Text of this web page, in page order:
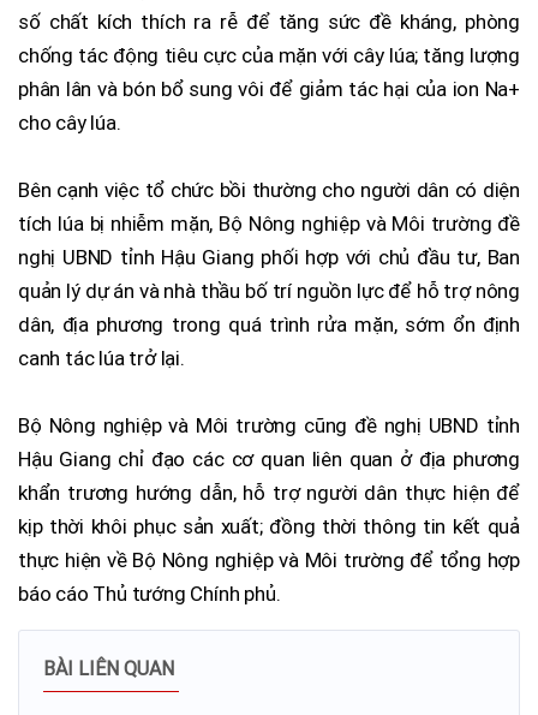
số chất kích thích ra rễ để tăng sức đề kháng, phòng
chống tác động tiêu cực của mặn với cây lúa; tăng lượng
phân lân và bón bổ sung vôi để giảm tác hại của ion Na+
cho cây lúa.
Bên cạnh việc tổ chức bồi thường cho người dân có diện
tích lúa bị nhiễm mặn, Bộ Nông nghiệp và Môi trường đề
nghị UBND tỉnh Hậu Giang phối hợp với chủ đầu tư, Ban
quản lý dự án và nhà thầu bố trí nguồn lực để hỗ trợ nông
dân, địa phương trong quá trình rửa mặn, sớm ổn định
canh tác lúa trở lại.
Bộ Nông nghiệp và Môi trường cũng đề nghị UBND tỉnh
Hậu Giang chỉ đạo các cơ quan liên quan ở địa phương
khẩn trương hướng dẫn, hỗ trợ người dân thực hiện để
kịp thời khôi phục sản xuất; đồng thời thông tin kết quả
thực hiện về Bộ Nông nghiệp và Môi trường để tổng hợp
báo cáo Thủ tướng Chính phủ.
BÀI LIÊN QUAN